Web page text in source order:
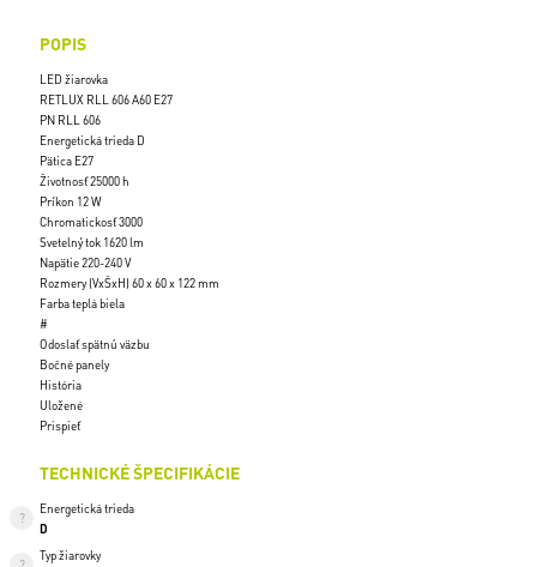
POPIS
LED žiarovka
RETLUX RLL 606 A60 E27
PN RLL 606
Energetická trieda D
Pätica E27
Životnosť 25000 h
Príkon 12 W
Chromatickosť 3000
Svetelný tok 1620 lm
Napätie 220-240 V
Rozmery (VxŠxH) 60 x 60 x 122 mm
Farba teplá biela
#
Odoslať spätnú väzbu
Bočné panely
História
Uložené
Prispieť
TECHNICKÉ ŠPECIFIKÁCIE
Energetická trieda
D
Typ žiarovky